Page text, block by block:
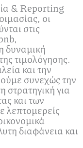
& Reporting
οι
στις
δυναμική
τιμολόγησης.
και την
συνεχώς την
για
και των
διαφάνεια και